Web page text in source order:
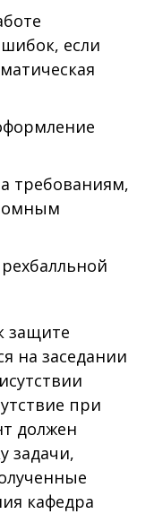
если
требованиям,
защите
на заседании
при
должен
задачи,
кафедра